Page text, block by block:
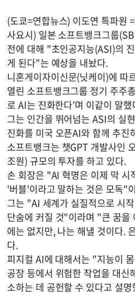
(도쿄=연합뉴스) 이도연 특파원
사요시) 일본 소프트뱅크그룹
전에 대해 "초인공지능(ASI)의
게 된다"는 예상을 내놨다.
니혼게이자이신문(닛케이)에 따
열린 소프트뱅크그룹 정기 주주
로 AI는 진화한다'며 이같이 말했
그는 인간을 뛰어넘는 ASI의 실
진화를 미국 오픈AI와 함께 추진
소프트뱅크는 챗GPT 개발사인
조원) 규모의 투자를 하고 있다.
손 회장은 "AI 혁명은 이제 막 시
'버블'이라고 말하는 것은 모독"
그는 "AI 세계가 실질적으로 시
단숨에 커질 것"이라며 "큰 꿈을
에는 없지만, 나는 해낼 것이다.
다.
피지컬 AI에 대해서는 "지능이
공장 등에서 위험한 작업을 대신
소하는 데 공헌할 수 있다고 설명